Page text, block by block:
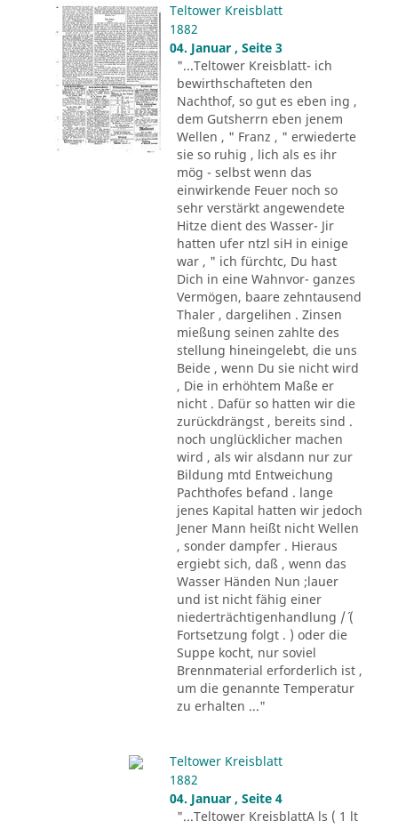
Teltower Kreisblatt
1882
04. Januar , Seite 3
"...Teltower Kreisblatt- ich
bewirthschafteten den
Nachthof, so gut es eben ing ,
dem Gutsherrn eben jenem
Wellen , " Franz , " erwiederte
sie so ruhig , lich als es ihr
mög - selbst wenn das
einwirkende Feuer noch so
sehr verstärkt angewendete
Hitze dient des Wasser- Jir
hatten ufer ntzl siH in einige
war , " ich fürchtc, Du hast
Dich in eine Wahnvor- ganzes
Vermögen, baare zehntausend
Thaler , dargelihen . Zinsen
mießung seinen zahlte des
stellung hineingelebt, die uns
Beide , wenn Du sie nicht wird
, Die in erhöhtem Maße er
nicht . Dafür so hatten wir die
zurückdrängst , bereits sind .
noch unglücklicher machen
wird , als wir alsdann nur zur
Bildung mtd Entweichung
Pachthofes befand . lange
jenes Kapital hatten wir jedoch
Jener Mann heißt nicht Wellen
, sonder dampfer . Hieraus
ergiebt sich, daß , wenn das
Wasser Händen Nun ;lauer
und ist nicht fähig einer
niederträchtigenhandlung /´ (
Fortsetzung folgt . ) oder die
Suppe kocht, nur soviel
Brennmaterial erforderlich ist ,
um die genannte Temperatur
zu erhalten ..."
Teltower Kreisblatt
1882
04. Januar , Seite 4
"...Teltower KreisblattA ls ( 1 lt